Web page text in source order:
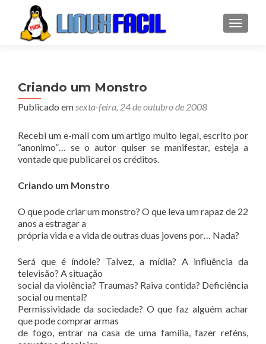
Criando um Monstro
Publicado emsexta-feira, 24 de outubro de 2008
Recebi um e-mail com um artigo muito legal, escrito por
“anonimo”… se o autor quiser se manifestar, esteja a
vontade que publicarei os créditos.
Criando um Monstro
O que pode criar um monstro? O que leva um rapaz de 22
anos a estragar a
própria vida e a vida de outras duas jovens por… Nada?
Será que é índole? Talvez, a mídia? A influência da
televisão? A situação
social da violência? Traumas? Raiva contida? Deficiência
social ou mental?
Permissividade da sociedade? O que faz alguém achar
que pode comprar armas
de fogo, entrar na casa de uma família, fazer reféns,